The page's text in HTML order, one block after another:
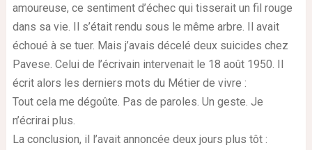
amoureuse, ce sentiment d’échec qui tisserait un fil rouge
dans sa vie. Il s’était rendu sous le même arbre. Il avait
échoué à se tuer. Mais j’avais décelé deux suicides chez
Pavese. Celui de l’écrivain intervenait le 18 août 1950. Il
écrit alors les derniers mots du Métier de vivre :
Tout cela me dégoûte. Pas de paroles. Un geste. Je
n’écrirai plus.
La conclusion, il l’avait annoncée deux jours plus tôt :